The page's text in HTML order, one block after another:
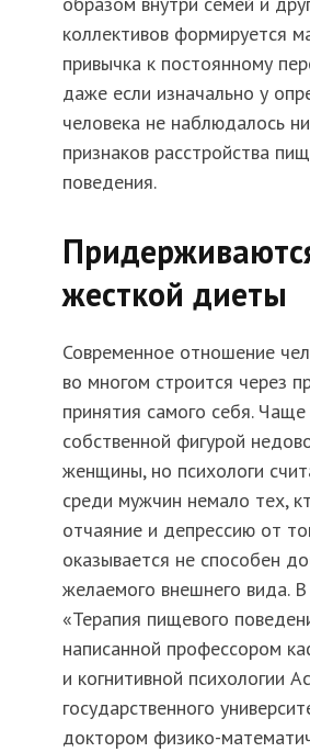
коллективов формируется
привычка к постоянному
даже если изначально у
человека не наблюдалось
признаков расстройства
поведения.
жесткой диеты
Современное отношение
во многом строится через
принятия самого себя. Чаще
собственной фигурой
женщины, но психологи
среди мужчин немало тех,
отчаяние и депрессию от
оказывается не способен
желаемого внешнего вида. В
«Терапия пищевого
написанной профессором
и когнитивной психологии
государственного
доктором физико-